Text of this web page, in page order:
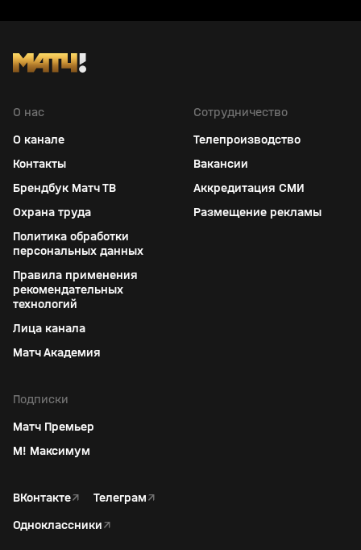
О нас
О канале
Контакты
Брендбук Матч ТВ
Охрана труда
Политика обработки
персональных данных
Правила применения
рекомендательных
технологий
Лица канала
Матч Академия
Сотрудничество
Телепроизводство
Вакансии
Аккредитация СМИ
Размещение рекламы
Подписки
Матч Премьер
М! Максимум
ВКонтакте↗ Телеграм↗
Одноклассники↗